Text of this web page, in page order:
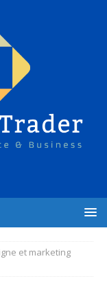
et marketing